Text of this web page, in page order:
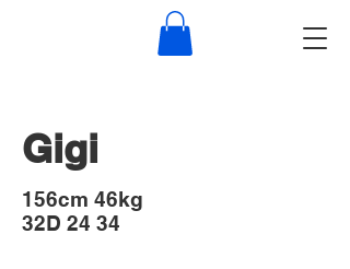
Gigi
​156cm 46kg
32D 24 34